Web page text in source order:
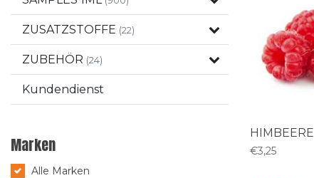
ZUSATZSTOFFE (22)
ZUBEHÖR (24)
Kundendienst
Marken
Alle Marken
HIMBEERE
€3,25